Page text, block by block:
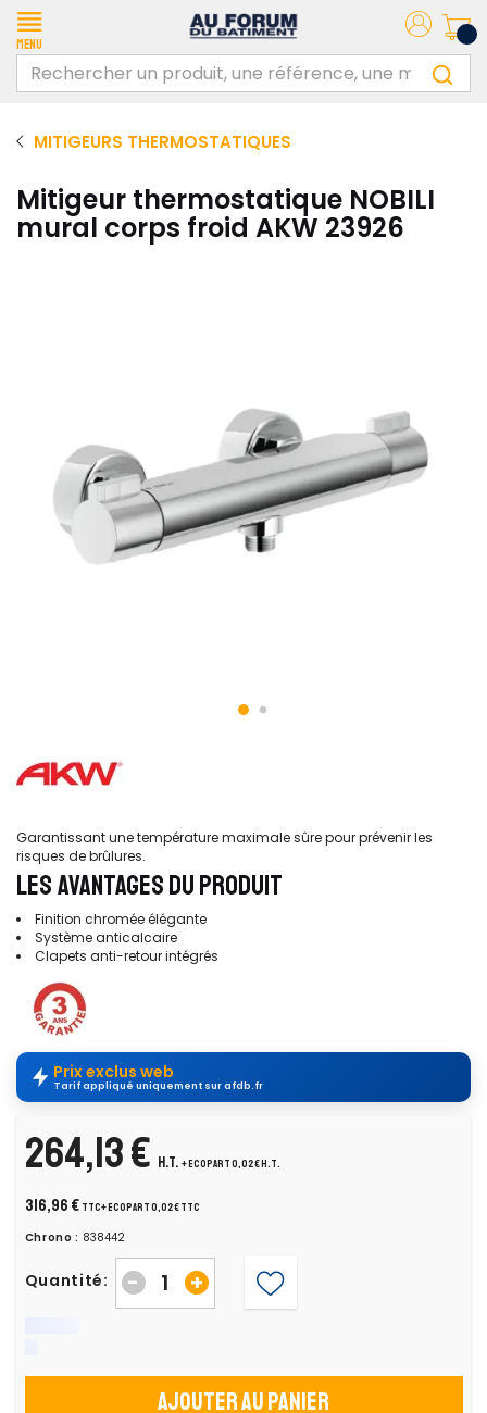
Menu
MITIGEURS THERMOSTATIQUES
Mitigeur thermostatique NOBILI
mural corps froid AKW 23926
Garantissant une température maximale sûre pour prévenir les
risques de brûlures.
LES AVANTAGES DU PRODUIT
Finition chromée élégante
Système anticalcaire
Clapets anti-retour intégrés
Prix exclus web
Tarif appliqué uniquement sur afdb.fr
264,13 € H.T. + ecopart 0,02 € H.T.
316,96 € TTC+ ecopart 0,02 € TTC
Chrono : 838442
Quantité: +
-
Ajouter au panier